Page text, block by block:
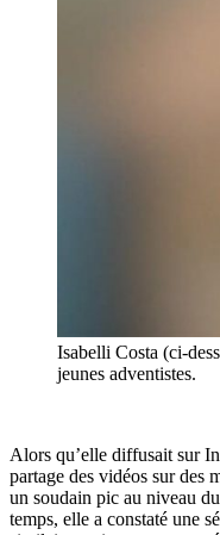
Isabelli Costa (ci-
jeunes adventistes.
Alors qu’elle diffusait sur
partage des vidéos sur des
un soudain pic au niveau
temps, elle a constaté une